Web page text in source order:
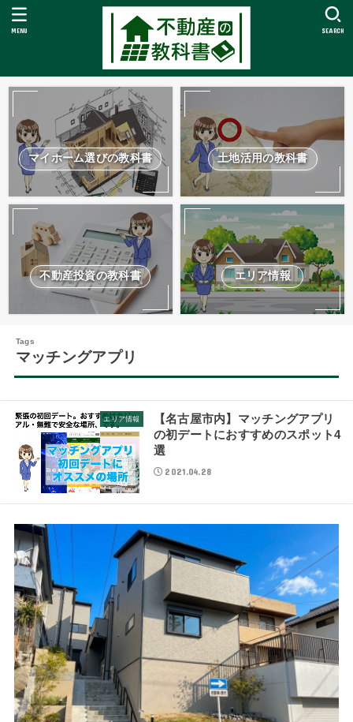
SEARCH
MENU
マイホーム選びの教科書 土地活用の教科書
不動産投資の教科書 エリア情報
マッチングアプリ
エリア情報
【名古屋市内】マッチングアプリ
の初デートにおすすめのスポット4
選
2021.04.28